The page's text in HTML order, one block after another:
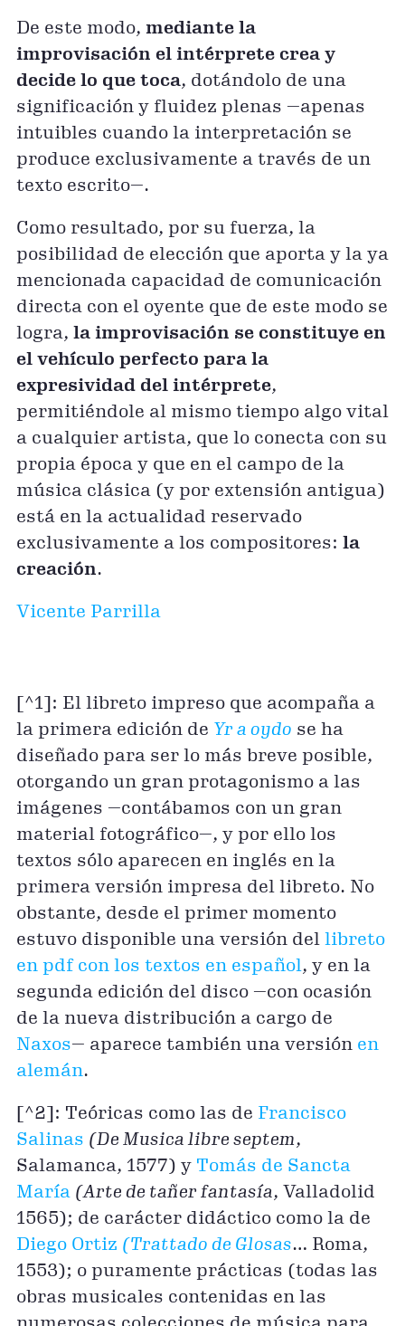
De este modo, mediante la
improvisación el intérprete crea y
decide lo que toca, dotándolo de una
significación y fluidez plenas —apenas
intuibles cuando la interpretación se
produce exclusivamente a través de un
texto escrito—.
Como resultado, por su fuerza, la
posibilidad de elección que aporta y la ya
mencionada capacidad de comunicación
directa con el oyente que de este modo se
logra, la improvisación se constituye en
el vehículo perfecto para la
expresividad del intérprete,
permitiéndole al mismo tiempo algo vital
a cualquier artista, que lo conecta con su
propia época y que en el campo de la
música clásica (y por extensión antigua)
está en la actualidad reservado
exclusivamente a los compositores: la
creación.
Vicente Parrilla
[^1]: El libreto impreso que acompaña a
la primera edición de Yr a oydo se ha
diseñado para ser lo más breve posible,
otorgando un gran protagonismo a las
imágenes —contábamos con un gran
material fotográfico—, y por ello los
textos sólo aparecen en inglés en la
primera versión impresa del libreto. No
obstante, desde el primer momento
estuvo disponible una versión del libreto
en pdf con los textos en español, y en la
segunda edición del disco —con ocasión
de la nueva distribución a cargo de
Naxos— aparece también una versión en
alemán.
[^2]: Teóricas como las de Francisco
Salinas (De Musica libre septem,
Salamanca, 1577) y Tomás de Sancta
María (Arte de tañer fantasía, Valladolid
1565); de carácter didáctico como la de
Diego Ortiz (Trattado de Glosas… Roma,
1553); o puramente prácticas (todas las
obras musicales contenidas en las